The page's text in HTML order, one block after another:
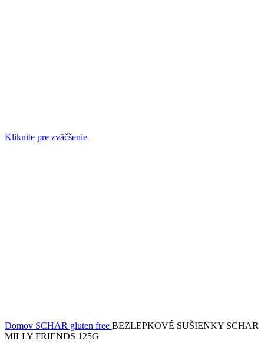
Kliknite pre zväčšenie
Domov SCHAR gluten free BEZLEPKOVÉ SUŠIENKY SCHAR
MILLY FRIENDS 125G